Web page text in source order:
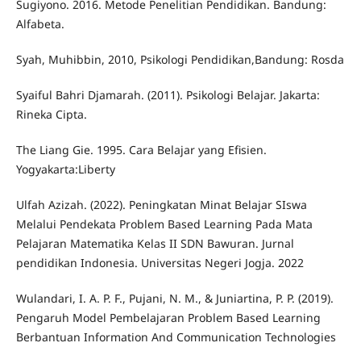
Sugiyono. 2016. Metode Penelitian Pendidikan. Bandung:
Alfabeta.
Syah, Muhibbin, 2010, Psikologi Pendidikan,Bandung: Rosda
Syaiful Bahri Djamarah. (2011). Psikologi Belajar. Jakarta:
Rineka Cipta.
The Liang Gie. 1995. Cara Belajar yang Efisien.
Yogyakarta:Liberty
Ulfah Azizah. (2022). Peningkatan Minat Belajar SIswa
Melalui Pendekata Problem Based Learning Pada Mata
Pelajaran Matematika Kelas II SDN Bawuran. Jurnal
pendidikan Indonesia. Universitas Negeri Jogja. 2022
Wulandari, I. A. P. F., Pujani, N. M., & Juniartina, P. P. (2019).
Pengaruh Model Pembelajaran Problem Based Learning
Berbantuan Information And Communication Technologies